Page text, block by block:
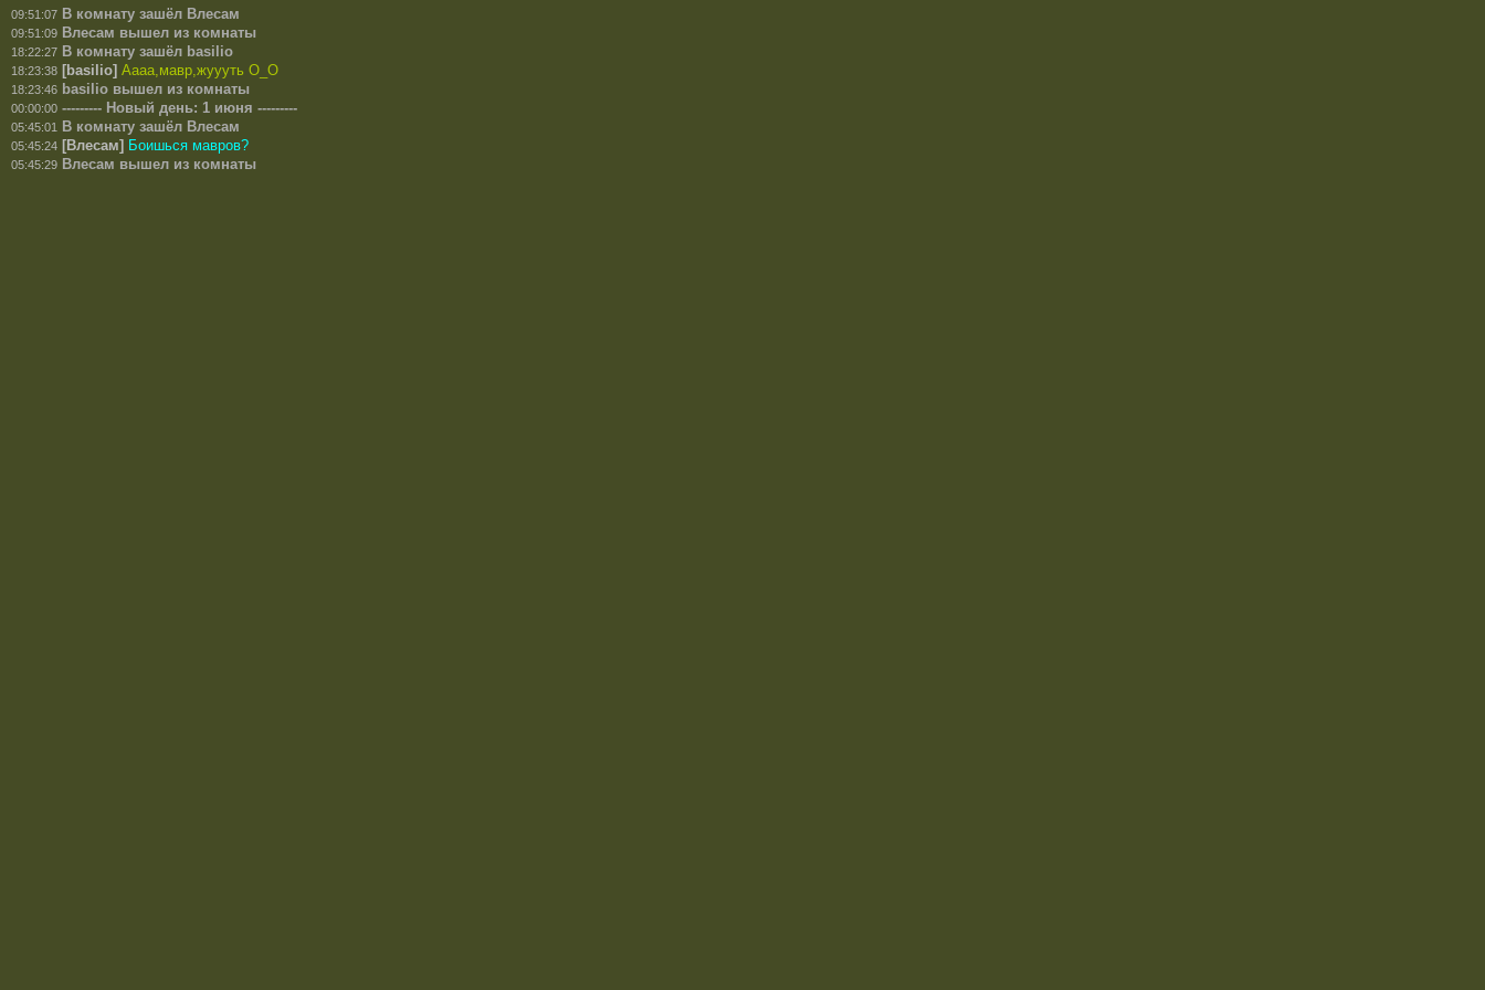
09:51:07 В комнату зашёл Влесам
09:51:09 Влесам вышел из комнаты
18:22:27 В комнату зашёл basilio
18:23:38 [basilio] Аааа,мавр,жуууть О_О
18:23:46 basilio вышел из комнаты
00:00:00 --------- Новый день: 1 июня ---------
05:45:01 В комнату зашёл Влесам
05:45:24 [Влесам] Боишься мавров?
05:45:29 Влесам вышел из комнаты